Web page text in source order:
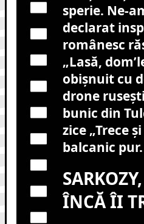
sperie. Ne-
declarat
românesc
„Lasă,
obișnuit cu
drone
bunic din
zice „Trece
balcanic pur.
ÎNCĂ ÎI